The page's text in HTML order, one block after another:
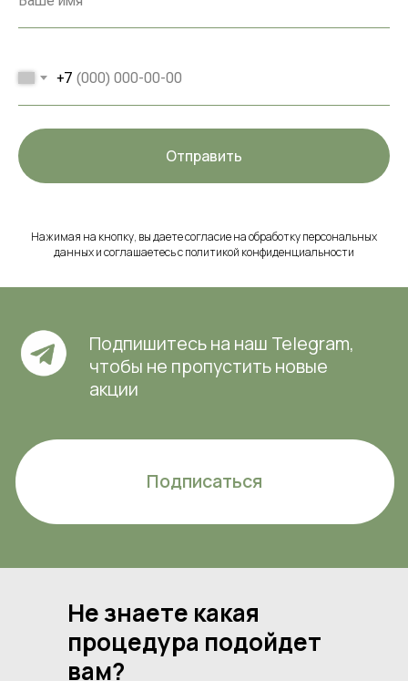
+7
Отправить
Нажимая на кнопку, вы даете согласие на обработку персональных
данных и соглашаетесь c политикой конфиденциальности
Не знаете какая
процедура подойдет
вам?